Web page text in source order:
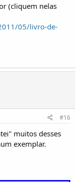
(cliquem nelas
05/livro-de-
#16
muitos desses
exemplar.